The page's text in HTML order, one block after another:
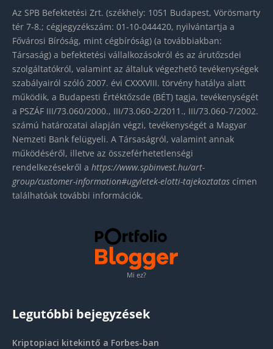
Az SPB Befektetési Zrt. (székhely: 1051 Budapest, Vörösmarty
tér 7-8.; cégjegyzékszám: 01-10-044420, nyilvántartja a
Fővárosi Bíróság, mint cégbíróság) (a továbbiakban:
Társaság) a befektetési vállalkozásokról és az árutőzsdei
szolgáltatókról, valamint az általuk végezhető tevékenységek
szabályairól szóló 2007. évi CXXXVIII. törvény hatálya alatt
működik, a Budapesti Értéktőzsde (BÉT) tagja, tevékenységét
a PSZÁF III/73.060/2000., III/73.060-2/2011., III/73.060-7/2002.
számú határozatai alapján végzi, tevékenységét a Magyar
Nemzeti Bank felügyeli. A Társaságról, valamint annak
működéséről, illetve az összeférhetetlenségi
rendelkezésekről a https://www.spbinvest.hu/art-
group/customer-information#ugyletek-elotti-tajekoztatas címen
találhatóak további információk.
Mi ez?
Legutóbbi bejegyzések
Kriptopiaci kitekintő a Forbes-ban